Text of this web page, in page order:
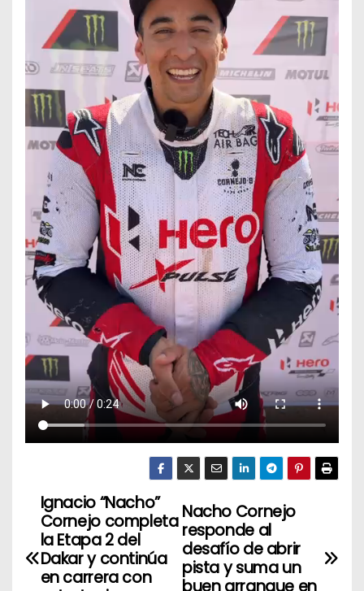
N
a
Nacho Cornejo
responde al
desafío de abrir
pista y suma un
Ignacio “Nacho”
Cornejo completa
la Etapa 2 del
Dakar y continúa
en carrera con